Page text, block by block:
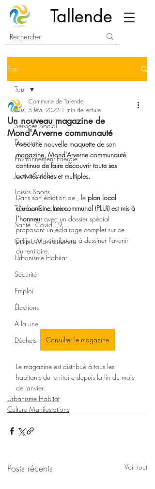
Tallende
Post
Tout
Services Social
Economie
Environnement Energie
Jeunes Scolaire
Loisirs Sports
Travaux Circulation
Santé - Covid-19
Culture Manifestations
Urbanisme Habitat
Sécurité
Emploi
Élections
A la une
Déchets
Tout
Un nouveau magazine de
Mond'Arverne communauté
Commune de Tallende
5 févr. 2022 1 min de lecture
Avec une nouvelle maquette de son
magazine, Mond'Arverne communauté
continue de faire découvrir toute ses
activités riches et multiples.
Dans son édiction de , le plan local
d’urbanisme intercommunal (PLUi) est mis à
l’honneur avec un dossier spécial
proposant un éclairage complet sur ce
projet qui contribuera à dessiner l’avenir
du territoire.
Consulter le magazine
Le magazine est distribué à tous les
habitants du territoire depuis la fin du mois
de janvier.
Urbanisme Habitat
Culture Manifestations
Posts récents Voir tout